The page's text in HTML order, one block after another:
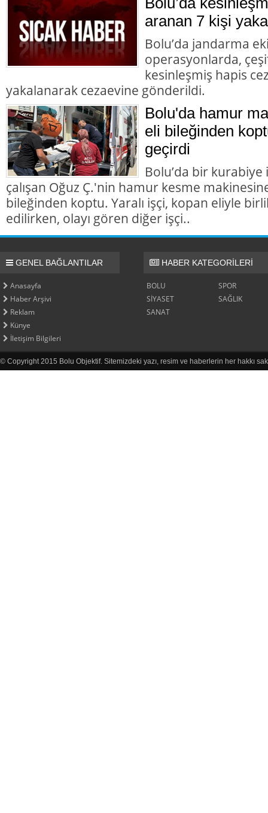
aranan 7 kişi
Bolu’da jandarma
operasyonlarda,
kesinleşmiş hapis
yakalanarak cezaevine gönderildi.
Bolu'da hamur
eli bileğinden
geçirdi
Bolu’da bir
çalışan Oğuz Ç.'nin hamur kesme
bileğinden koptu. Yaralı işçi, kopan eliyle
edilirken, olayı gören diğer işçi..
GENEL BAĞLANTILAR
Anasayfa
Haber Arşivi
Reklam
Künye
İletişim Bilgileri
HABER KATEGORİLERİ
BOLU
SPOR
SİYASET
SAĞLIK
SANAT
© Copyright 2015 Bolu Objektif. Sitemizdeki yazı, resim ve haberlerin her hakkı